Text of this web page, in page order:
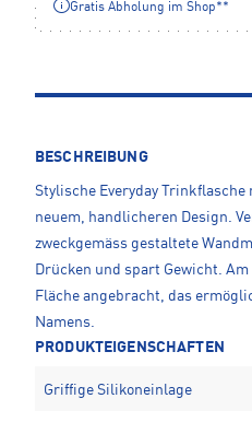
Gratis Abholung im Shop**
BESCHREIBUNG
Stylische Everyday
neuem, handlicheren Design.
zweckgemäss gestaltete
Drücken und spart Gewicht.
Fläche angebracht, das
Namens.
PRODUKTEIGENSCHAFTEN
Griffige Silikoneinlage